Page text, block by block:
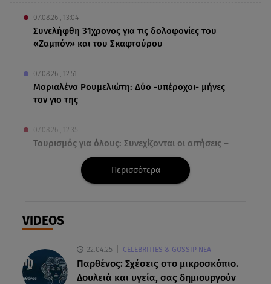
07.08.26 , 13:04
Συνελήφθη 31χρονος για τις δολοφονίες του
«Ζαμπόν» και του Σκαφτούρου
07.08.26 , 12:51
Μαριαλένα Ρουμελιώτη: Δύο -υπέροχοι- μήνες
τον γιο της
07.08.26 , 12:35
Τουρισμός για όλους: Συνεχίζονται οι αιτήσεις –
Ποιοι κάνουν σήμερα
Marfin: Προθεσμία για να απολογηθεί πήρε η
4 (πολύ σημαντικά) πράγματα που
αποκαλύπτουν οι διακοπές για τη σχέση σου
Περισσότερα
VIDEOS
22.04.25 CELEBRITIES & GOSSIP ΝΕΑ
Παρθένος: Σχέσεις στο μικροσκόπιο.
Δουλειά και υγεία, σας δημιουργούν